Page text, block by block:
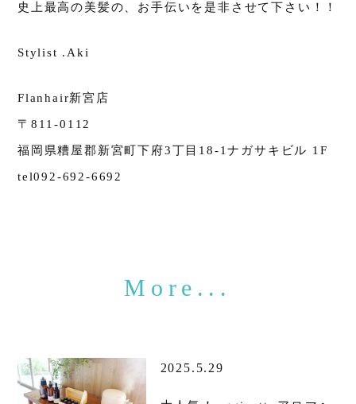
史上最高の美髪の、お手伝いを是非させて下さい！！
Stylist .Aki
Flanhair新宮店
〒811-0112
福岡県糟屋郡新宮町下府3丁目18-1ナガサキビル 1F
tel092-692-6692
2025.5.29